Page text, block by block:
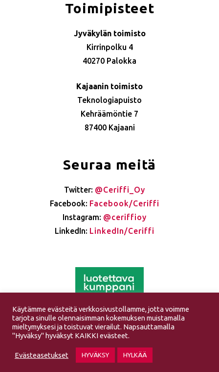
Toimipisteet
Jyväkylän toimisto
Kirrinpolku 4
40270 Palokka
Kajaanin toimisto
Teknologiapuisto
Kehräämöntie 7
87400 Kajaani
Seuraa meitä
Twitter: @Ceriffi_Oy
Facebook: Facebook/Ceriffi
Instagram: @ceriffioy
LinkedIn: LinkedIn/Ceriffi
Ceriffi Oy – All rights reserved 2026 | Tietosuojaseloste
Käytämme evästeitä verkkosivustollamme, jotta voimme
tarjota sinulle olennaisimman kokemuksen muistamalla
mieltymyksesi ja toistuvat vierailut. Napsauttamalla
"Hyväksy" hyväksyt KAIKKI evästeet.
Evästeasetukset HYVÄKSY HYLKÄÄ